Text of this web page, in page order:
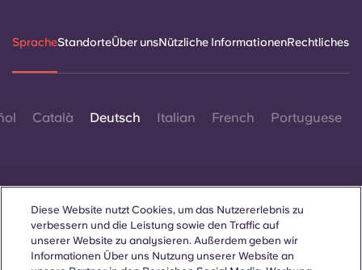
SpracheStandorteÜber unsNützliche InformationenRechtliches
Català Deutsch Italian French Portuguese
Kontakt
Diese Website nutzt Cookies, um das Nutzererlebnis zu
verbessern und die Leistung sowie den Traffic auf
unserer Website zu analysieren. Außerdem geben wir
Informationen Über uns Nutzung unserer Website an